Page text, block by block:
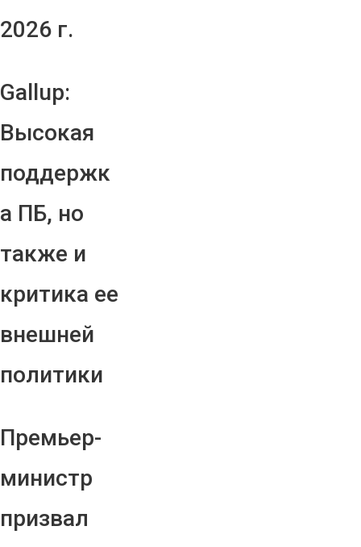
2026 г.
Gallup:
Высокая
поддержк
а ПБ, но
также и
критика ее
внешней
политики
Премьер-
министр
призвал